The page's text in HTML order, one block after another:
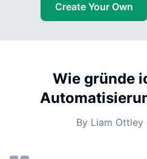
Create Your Own
Wie gründe
By Liam Ottley